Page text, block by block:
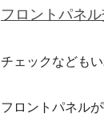
フロントパネ
チェックなども
フロントパネル